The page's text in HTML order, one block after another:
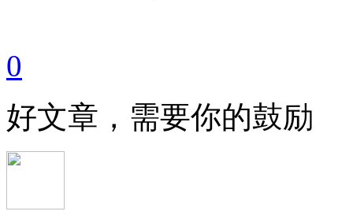
0
好文章，需要你的鼓励